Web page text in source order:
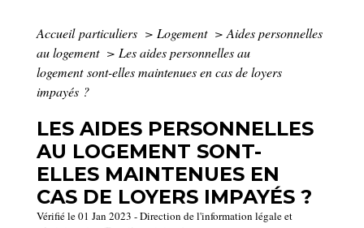
Accueil particuliers > Logement > Aides personnelles
au logement > Les aides personnelles au
logement sont-elles maintenues en cas de loyers
impayés ?
LES AIDES PERSONNELLES
AU LOGEMENT SONT-
ELLES MAINTENUES EN
CAS DE LOYERS IMPAYÉS ?
Vérifié le 01 Jan 2023 - Direction de l'information légale et